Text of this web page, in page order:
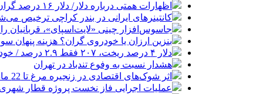
اظهارات همتی درباره دلار/ دلار ۱۶ درصد گران شده؛ این افزایش طبیعی است
کانتینرهای ایرانی در بندر کراچی ترخیص می‌شود| تخفیف ۸۰ درصدی برای
جاسوس‌افزار چینی «لایت‌اسپای»، قربانیان را در ۱۳ کشور ازجمله آمریکا
بنزین ارزان یا خودروی گران؟ هزینه
دلار ۴ درصد ریخت، ۲۰۷ فقط ۲.۹ درصد / خودرو زیر فشار دلار کوتاه می‌آید؟
هشدار نسبت به وفوع تندباد در تهران
اثر شوک‌های اقتصادی در زنجیره مرغ تا 22 ماه باقی می‌ماند
عملیات اجرایی فاز نخست پروژه قطار